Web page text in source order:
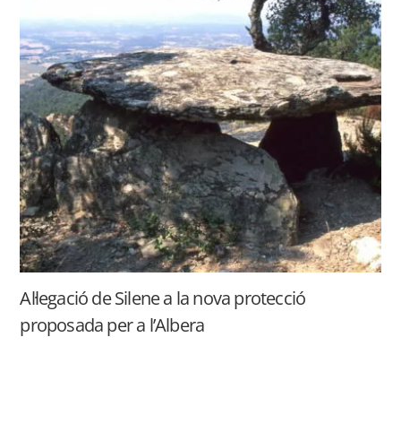
Al·legació de Silene a la nova protecció
proposada per a l’Albera